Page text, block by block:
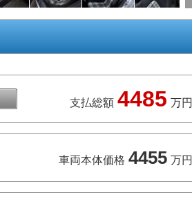
支払総額 4485 万円
車両本体価格 4455 万円